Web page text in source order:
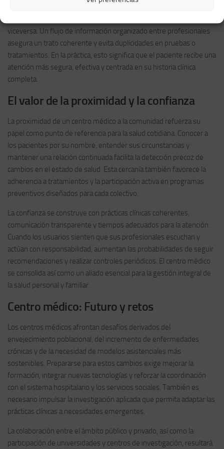
viceversa. Un flujo de información organizado entre profesionales
asegura un trato coherente y evita duplicidades en pruebas o
tratamientos. En la práctica, esto significa que el paciente recibe una
atención más segura, efectiva y centrada en su historia clínica
completa.
El valor de la proximidad y la confianza
La proximidad de un centro médico a la comunidad refuerza su
papel como punto de referencia para la salud cotidiana. Conocer a
los pacientes por su nombre, entender sus circunstancias y
mantener una relación continuada facilita la detección precoz de
cambios en el estado de salud. Esta cercanía también favorece la
adherencia a tratamientos y la participación activa en programas
preventivos diseñados para cada colectivo.
La confianza se construye con prácticas clínicas coherentes,
comunicación transparente y tiempos adecuados para la atención.
Cuando los usuarios sienten que sus profesionales escuchan y
actúan con responsabilidad, aumentan las probabilidades de seguir
recomendaciones y realizar controles periódicos. El centro médico
se consolida así como un aliado esencial para la gestión integral de
la salud personal y familiar.
Centro médico: Futuro y retos
Los centros médicos afrontan desafíos derivados del
envejecimiento poblacional, del incremento de enfermedades
crónicas y de la necesidad de modelos asistenciales más
sostenibles. Prepararse para estos cambios exige mejorar la
formación, integrar nuevas tecnologías y reforzar la coordinación
con el sistema hospitalario y los servicios sociales. También es
necesario impulsar la investigación aplicada que permita adaptar las
prácticas clínicas a necesidades emergentes.
La colaboración entre el ámbito público y privado, así como la
participación de universidades y centros de investigación, resultará